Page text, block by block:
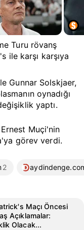
Turu rövanş
ile karşı karşıya
Gunnar Solskjaer,
oynadığı
yaptı.
Muçi'nin
görev verdi.
2
Maçı Öncesi
Açıklamalar:
Olacak...